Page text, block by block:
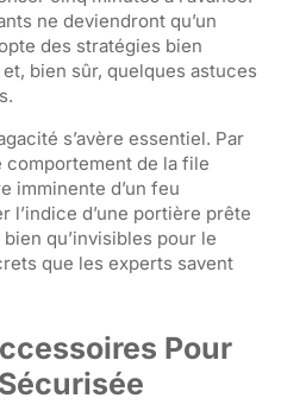
ne deviendront qu’un
des stratégies bien
bien sûr, quelques astuces
s’avère essentiel. Par
comportement de la file
imminente d’un feu
d’une portière prête
qu’invisibles pour le
que les experts savent
Pour